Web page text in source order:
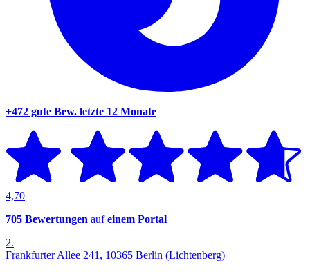
+472 gute Bew. letzte 12 Monate
4,70
705 Bewertungen aufeinem Portal
2.
Frankfurter Allee 241, 10365 Berlin (Lichtenberg)